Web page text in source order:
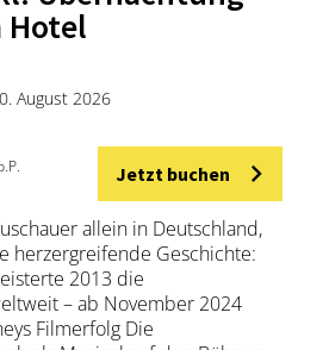
Hotel
August 2026
Jetzt buchen
allein in Deutschland,
herzergreifende Geschichte:
2013 die
– ab November 2024
Filmerfolg Die